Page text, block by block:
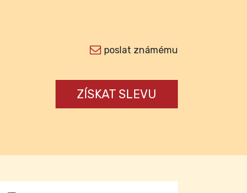
poslat známému
ZÍSKAT SLEVU